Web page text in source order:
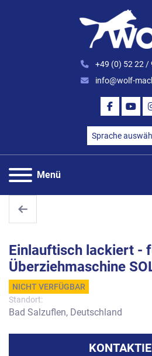
+49 (0) 52 22 /
info@wolf-
Sprache
Menü
Einlauftisch lackiert -
Überziehmaschine
NICHT VERFÜGBAR
Standort:
Bad Salzuflen, Deutschland